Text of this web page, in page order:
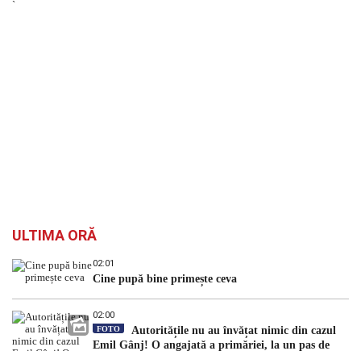
`
ULTIMA ORĂ
02:01
Cine pupă bine primește ceva
02:00
FOTO
Autoritățile nu au învățat nimic din cazul
Emil Gânj! O angajată a primăriei, la un pas de